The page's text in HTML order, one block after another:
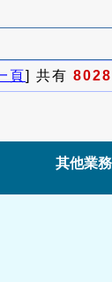
頁] 共有 8028
其他業務